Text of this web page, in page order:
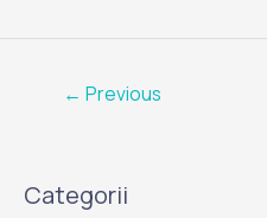
← Previous
Categorii